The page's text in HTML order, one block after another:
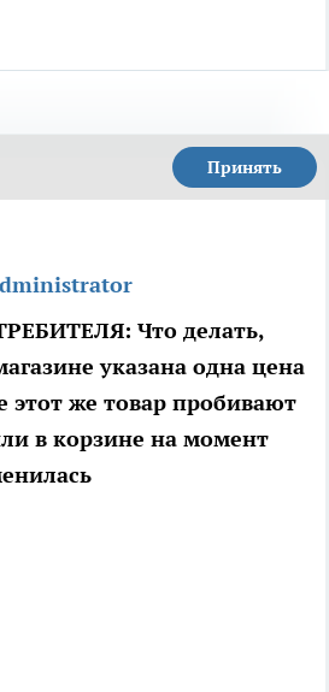
Принять
Что делать,
указана одна цена
этот же товар пробивают
в корзине на момент